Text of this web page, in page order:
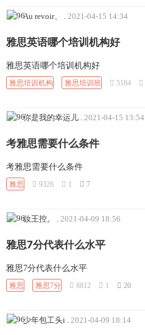
Au revoir、 2021-04-15 14:34
雅思英语哪个培训机构好
雅思英语哪个培训机构好
雅思培训机构 雅思培训班 5184
你是我的幸运儿 2021-04-15 13:54
考雅思需要什么条件
考雅思需要什么条件
雅思 9326 1 7
釹王控。 2021-04-09 18:56
雅思7分代表什么水平
雅思7分代表什么水平
雅思 雅思7分 8812 1 20
少年包工头i 2021-04-09 18:14